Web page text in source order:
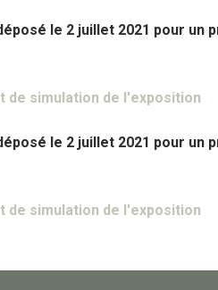
le 2 juillet 2021 pour un
de simulation de l'exposition
le 2 juillet 2021 pour un
de simulation de l'exposition